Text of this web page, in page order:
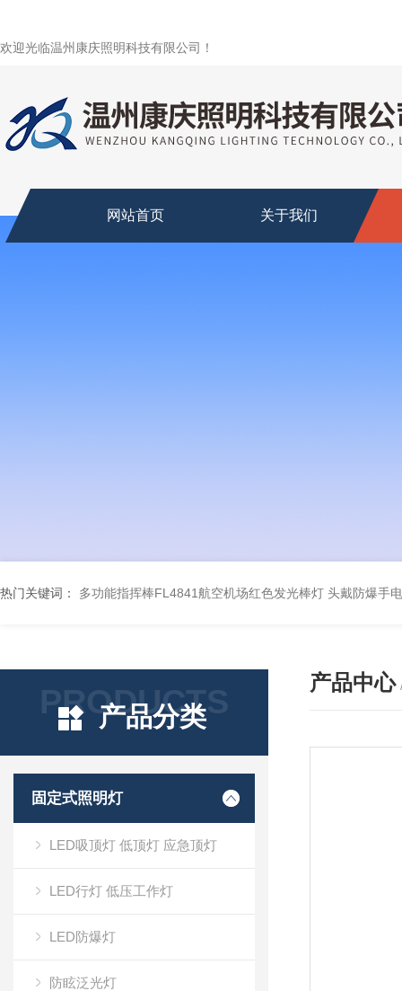
欢迎光临温州康庆照明科技有限公司！
网站首页 关于我们
热门关键词： 多功能指挥棒FL4841航空机场红色发光棒灯 头戴防爆手
PRODUCTS
产品分类
固定式照明灯
LED吸顶灯 低顶灯 应急顶灯
LED行灯 低压工作灯
LED防爆灯
防眩泛光灯
产品中心